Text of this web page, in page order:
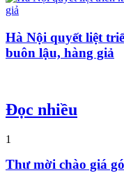
Hà Nội quyết liệt
buôn lậu, hàng giả
Đọc nhiều
1
Thư mời chào giá